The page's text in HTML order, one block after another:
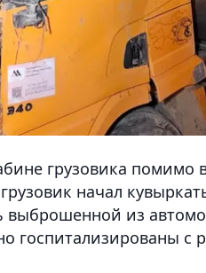
грузовика помимо
начал
выброшенной из
госпитализированы с